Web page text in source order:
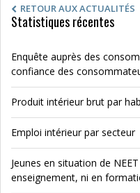
RETOUR AUX ACTUALITÉS
Statistiques récentes
Enquête auprès des
confiance des
Produit intérieur brut par
Emploi intérieur par secteur
Jeunes en situation de
enseignement, ni en